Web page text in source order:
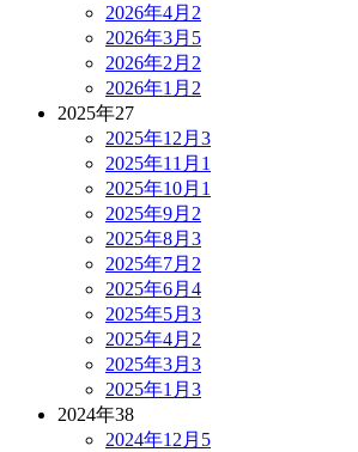
2026年4月 2
2026年3月 5
2026年2月 2
2026年1月 2
2025年27
2025年12月 3
2025年11月 1
2025年10月 1
2025年9月 2
2025年8月 3
2025年7月 2
2025年6月 4
2025年5月 3
2025年4月 2
2025年3月 3
2025年1月 3
2024年38
2024年12月 5